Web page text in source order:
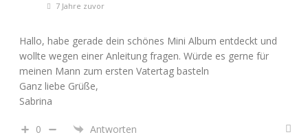
7 Jahre zuvor
Hallo, habe gerade dein schönes Mini Album entdeckt und
wollte wegen einer Anleitung fragen. Würde es gerne für
meinen Mann zum ersten Vatertag basteln
Ganz liebe Grüße,
Sabrina
0 Antworten